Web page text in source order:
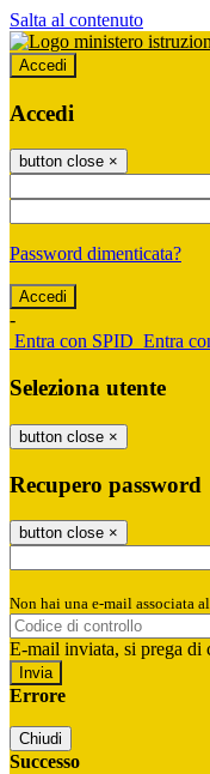
Salta al contenuto
Accedi
Accedi
button close ×
Password dimenticata?
-
Entra con SPID Entra
Seleziona utente
button close ×
Recupero password
button close ×
Non hai una e-mail associata
E-mail inviata, si prega di
Errore
Chiudi
Successo